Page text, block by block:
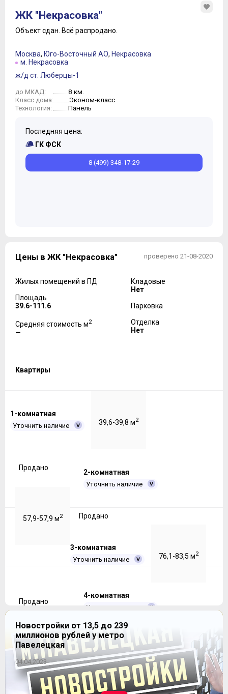
ЖК "Некрасовка"
Объект сдан. Всё распродано.
Москва, Юго-Восточный АО, Некрасовка
м. Некрасовка
ж/д ст. Люберцы-1
до МКАД: 8 км.
Класс дома: Эконом-класс
Технология: Панель
Последняя цена:
ГК ФСК
8 (499) 348-17-29
проверено 21-08-2020
Цены в ЖК "Некрасовка"
Жилых помещений в ПД
Площадь
39.6-111.6
Средняя стоимость м2
—
Кладовые
Нет
Парковка
Отделка
Нет
Квартиры
1-комнатная
Уточнить наличие 39,6-39,8 м2
Продано
2-комнатная
Уточнить наличие
57,9-57,9 м2 Продано
3-комнатная
Уточнить наличие 76,1-83,5 м2
Продано
4-комнатная
Уточнить наличие
110,1-111,6 м2 Продано
Новостройки от 13,5 до 239
миллионов рублей у метро
Павелецкая
04.04.2023